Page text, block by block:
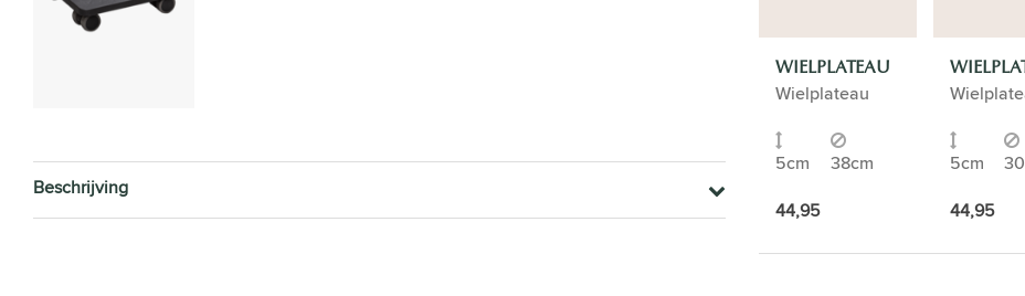
Beschrijving
WIELPLATEAU
Wielplateau
5cm
38cm
44,95
5cm
44,95